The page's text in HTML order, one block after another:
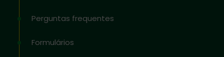
Perguntas frequentes
Formulários